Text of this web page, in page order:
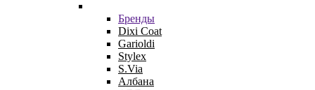
Бренды
Dixi Coat
Garioldi
Stylex
S.Via
Албана